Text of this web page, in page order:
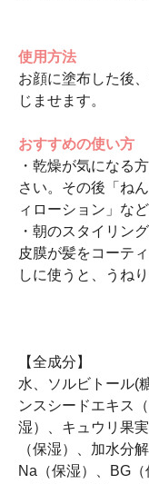
使用方法
お顔に塗布した後
じませます。
おすすめの使い方
・乾燥が気になる
さい。その後「ね
ィローション」な
・朝のスタイリン
皮膜が髪をコーテ
しに使うと、うね
【全成分】
水、ソルビトール(
ンスシードエキス
湿）、キュウリ果
（保湿）、加水分
Na（保湿）、BG